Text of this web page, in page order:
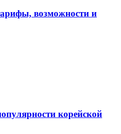
возможности и
корейской